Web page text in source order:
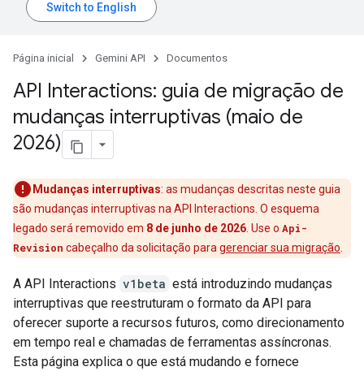
Página inicial Gemini API Documentos
API Interactions: guia de migração de
mudanças interruptivas (maio de
2026)
Mudanças interruptivas: as mudanças descritas neste guia
são mudanças interruptivas na API Interactions. O esquema
legado será removido em 8 de junho de 2026 . Use o Api-
Revision cabeçalho da solicitação para gerenciar sua migração
A API Interactions v1beta está introduzindo mudanças
interruptivas que reestruturam o formato da API para
oferecer suporte a recursos futuros, como direcionamento
em tempo real e chamadas de ferramentas assíncronas.
Esta página explica o que está mudando e fornece